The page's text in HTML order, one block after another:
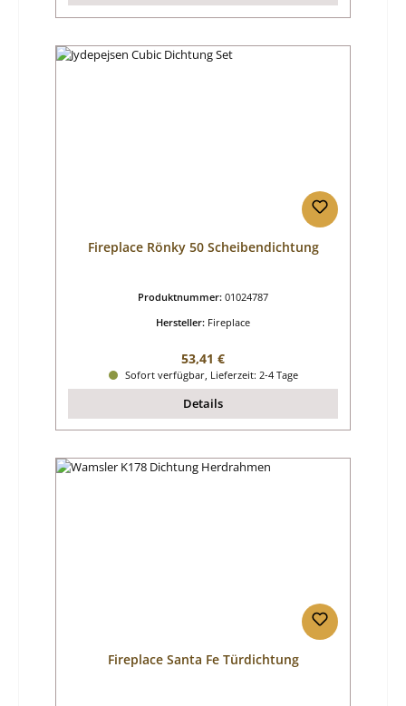
Fireplace Rönky 50 Scheibendichtung
Produktnummer: 01024787
Hersteller: Fireplace
Regulärer Preis:
53,41 €
Sofort verfügbar, Lieferzeit: 2-4 Tage
Details
Fireplace Santa Fe Türdichtung